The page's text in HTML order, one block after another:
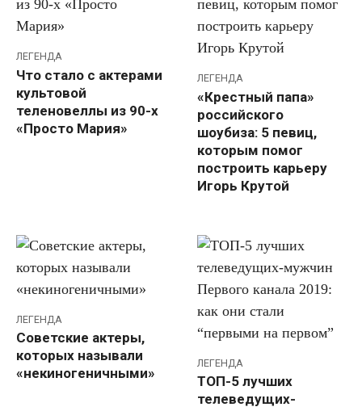
ЛЕГЕНДА
Что стало с актерами
культовой
теленовеллы из 90-х
«Просто Мария»
ЛЕГЕНДА
«Крестный папа»
российского
шоубиза: 5 певиц,
которым помог
построить карьеру
Игорь Крутой
ЛЕГЕНДА
Советские актеры,
которых называли
«некиногеничными»
ЛЕГЕНДА
ТОП-5 лучших
телеведущих-